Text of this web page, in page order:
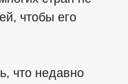
чтобы его
что недавно